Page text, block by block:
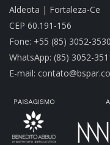
Aldeota | Fortaleza-Ce
CEP 60.191-156
Fone: +55 (85) 3052-3530
WhatsApp: (85) 3052-
E-mail: